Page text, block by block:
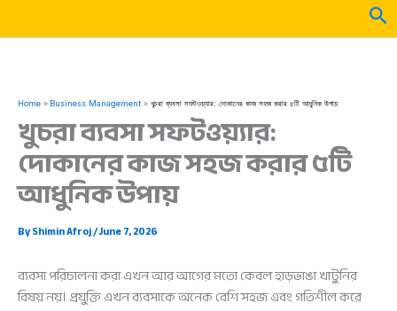
Home Business Management খুচরা ব্যবসা সফটওয়্যার: দোকানের কাজ সহজ করার ৫টি আধুনিক উপায়
খুচরা ব্যবসা সফটওয়্যার:
দোকানের কাজ সহজ করার ৫টি
আধুনিক উপায়
ByShimin Afroj/June 7, 2026
ব্যবসা পরিচালনা করা এখন আর আগের মতো কেবল হাড়ভাঙা খাটুনির
বিষয় নয়। প্রযুক্তি এখন ব্যবসাকে অনেক বেশি সহজ এবং গতিশীল করে